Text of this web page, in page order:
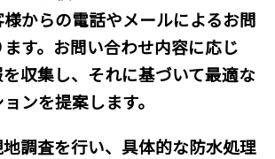
からの電話やメールによるお問
す。お問い合わせ内容に応じ
収集し、それに基づいて最適な
ンを提案します。
調査を行い、具体的な防水処理